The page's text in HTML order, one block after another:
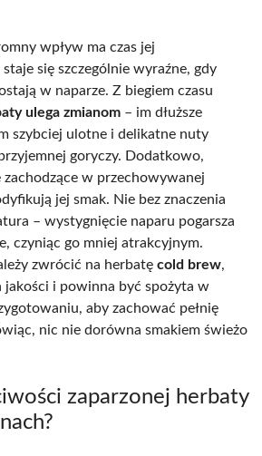
wpływ ma czas jej
się szczególnie wyraźne, gdy
w naparze. Z biegiem czasu
ulega zmianom – im dłuższe
szybciej ulotne i delikatne nuty
goryczy. Dodatkowo,
zachodzące w przechowywanej
jej smak. Nie bez znaczenia
– wystygnięcie naparu pogarsza
czyniąc go mniej atrakcyjnym.
zwrócić na herbatę cold brew,
jakości i powinna być spożyta w
aby zachować pełnię
nic nie dorówna smakiem świeżo
zaparzonej herbaty